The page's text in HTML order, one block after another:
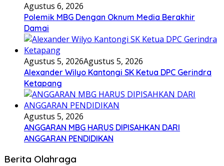
Agustus 6, 2026
Polemik MBG Dengan Oknum Media Berakhir
Damai
Agustus 5, 2026Agustus 5, 2026
Alexander Wilyo Kantongi SK Ketua DPC Gerindra
Ketapang
Agustus 5, 2026
ANGGARAN MBG HARUS DIPISAHKAN DARI
ANGGARAN PENDIDIKAN
Berita Olahraga